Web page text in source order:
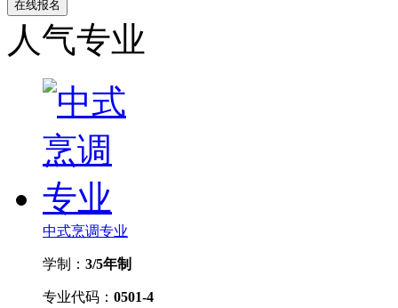
人气专业
中式烹调专业
学制： 3/5年制
专业代码： 0501-4